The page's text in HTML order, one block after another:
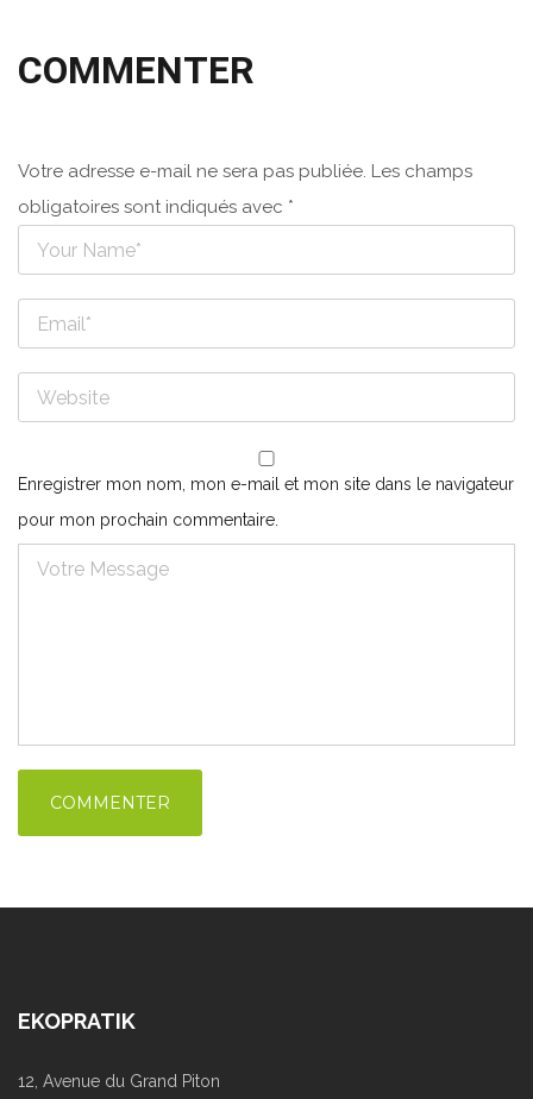
COMMENTER
Votre adresse e-mail ne sera pas publiée. Les champs
obligatoires sont indiqués avec *
Enregistrer mon nom, mon e-mail et mon site dans le navigateur
pour mon prochain commentaire.
EKOPRATIK
12, Avenue du Grand Piton